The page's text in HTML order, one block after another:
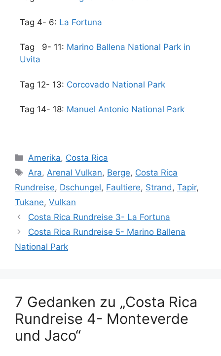
Tag 4- 6: La Fortuna
Tag 9- 11: Marino Ballena National Park in
Uvita
Tag 12- 13: Corcovado National Park
Tag 14- 18: Manuel Antonio National Park
Amerika, Costa Rica
Ara, Arenal Vulkan, Berge, Costa Rica
Rundreise, Dschungel, Faultiere, Strand , Tapir,
Tukane, Vulkan
Costa Rica Rundreise 3- La Fortuna
Costa Rica Rundreise 5- Marino Ballena
National Park
7 Gedanken zu „Costa Rica
Rundreise 4- Monteverde
und Jaco“